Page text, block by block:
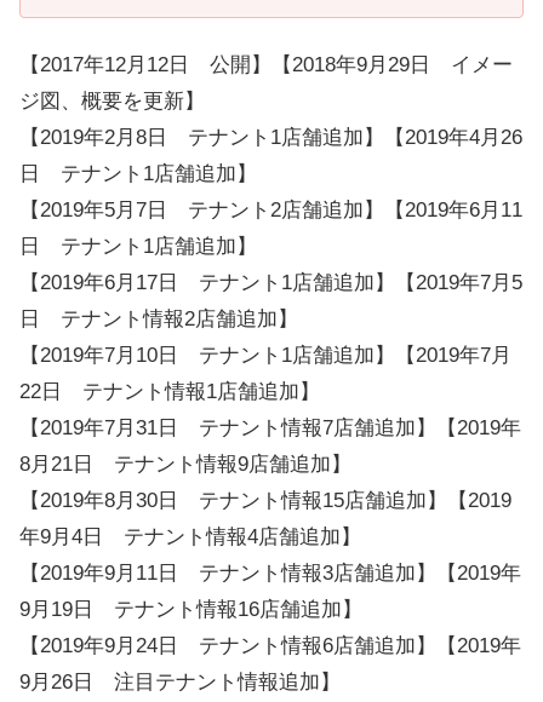
【2017年12月12日 公開】【2018年9月29日 イメー
ジ図、概要を更新】
【2019年2月8日 テナント1店舗追加】【2019年4月26
日 テナント1店舗追加】
【2019年5月7日 テナント2店舗追加】【2019年6月11
日 テナント1店舗追加】
【2019年6月17日 テナント1店舗追加】【2019年7月5
日 テナント情報2店舗追加】
【2019年7月10日 テナント1店舗追加】【2019年7月
22日 テナント情報1店舗追加】
【2019年7月31日 テナント情報7店舗追加】【2019年
8月21日 テナント情報9店舗追加】
【2019年8月30日 テナント情報15店舗追加】【2019
年9月4日 テナント情報4店舗追加】
【2019年9月11日 テナント情報3店舗追加】【2019年
9月19日 テナント情報16店舗追加】
【2019年9月24日 テナント情報6店舗追加】【2019年
9月26日 注目テナント情報追加】